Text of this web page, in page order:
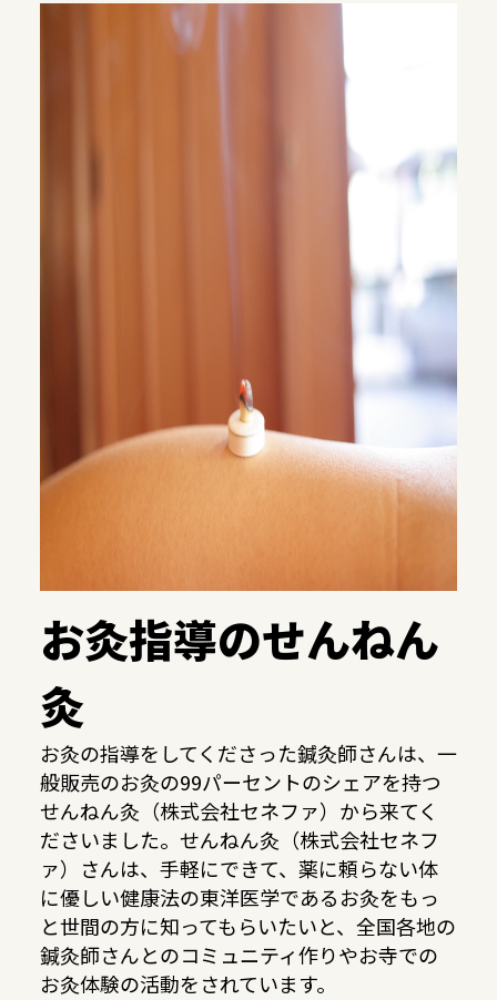
お灸指導のせんねん
灸
お灸の指導をしてくださった鍼灸師さんは、一
般販売のお灸の99パーセントのシェアを持つ
せんねん灸（株式会社セネファ）から来てく
ださいました。せんねん灸（株式会社セネフ
ァ）さんは、手軽にできて、薬に頼らない体
に優しい健康法の東洋医学であるお灸をもっ
と世間の方に知ってもらいたいと、全国各地の
鍼灸師さんとのコミュニティ作りやお寺での
お灸体験の活動をされています。